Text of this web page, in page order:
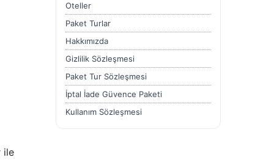
ile
Orta Avrupa Turları
Ramazan Bayramı Turları
Rusya Turları
Safranbolu Turları
Sömestir Turları
Turistik Doğu Ekspresi Turları
Oteller
Paket Turlar
Hakkımızda
Gizlilik Sözleşmesi
Paket Tur Sözleşmesi
İptal İade Güvence Paketi
Kullanım Sözleşmesi